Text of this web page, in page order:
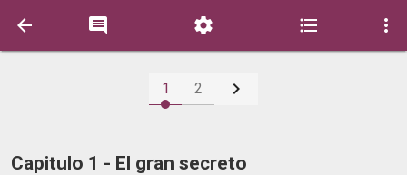
    
1 2 
Capitulo 1 - El gran secreto